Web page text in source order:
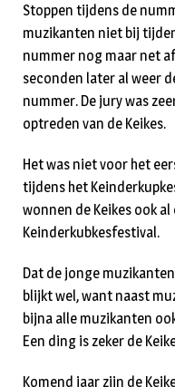
Stoppen tijdens de
muzikanten niet bij
nummer nog maar net
seconden later al weer
nummer. De jury was
optreden van de Keikes.
Het was niet voor het
tijdens het
wonnen de Keikes ook
Keinderkubkesfestival.
Dat de jonge
blijkt wel, want naast
bijna alle muzikanten
Een ding is zeker de
Komend jaar zijn de